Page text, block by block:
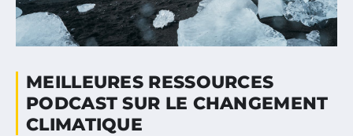
MEILLEURES RESSOURCES
PODCAST SUR LE CHANGEMENT
CLIMATIQUE